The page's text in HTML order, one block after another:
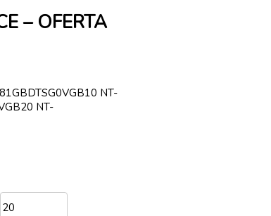
– OFERTA
NT-
NT-